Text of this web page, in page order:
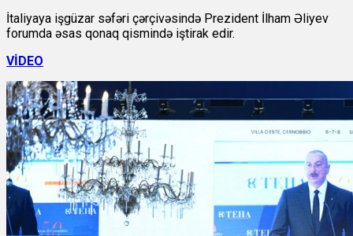
İtaliyaya işgüzar səfəri çərçivəsində Prezident İlham Əliyev
forumda əsas qonaq qismində iştirak edir.
VİDEO